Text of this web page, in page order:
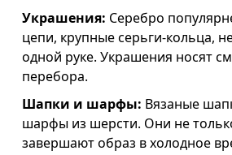
Украшения: Серебро
цепи, крупные серьги-кольца,
одной руке. Украшения носят
перебора.
Шапки и шарфы: Вязаные
шарфы из шерсти. Они не
завершают образ в холодное